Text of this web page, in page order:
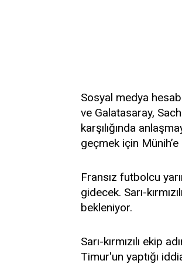
Sosyal medya
ve Galatasaray,
karşılığında
geçmek için
Fransız futbolcu
gidecek. Sarı-
bekleniyor.
Sarı-kırmızılı ekip
Timur'un yaptığı